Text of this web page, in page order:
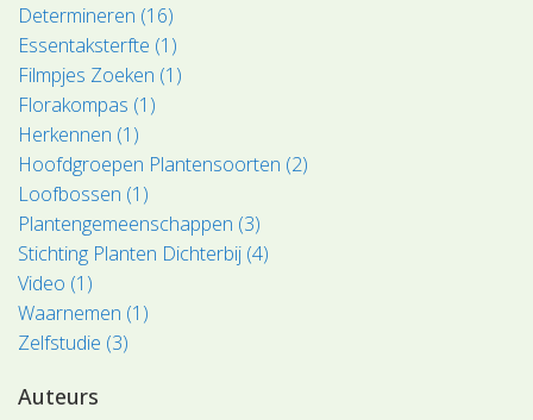
Determineren (16)
Essentaksterfte (1)
Filmpjes Zoeken (1)
Florakompas (1)
Herkennen (1)
Hoofdgroepen Plantensoorten (2)
Loofbossen (1)
Plantengemeenschappen (3)
Stichting Planten Dichterbij (4)
Video (1)
Waarnemen (1)
Zelfstudie (3)
Auteurs